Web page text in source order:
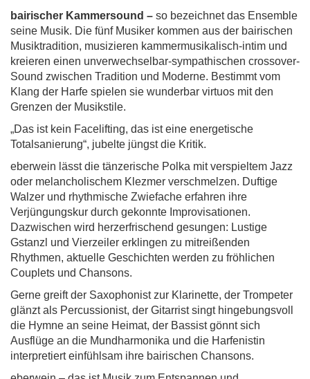
bairischer Kammersound – so bezeichnet das Ensemble
seine Musik. Die fünf Musiker kommen aus der bairischen
Musiktradition, musizieren kammermusikalisch-intim und
kreieren einen unverwechselbar-sympathischen crossover-
Sound zwischen Tradition und Moderne. Bestimmt vom
Klang der Harfe spielen sie wunderbar virtuos mit den
Grenzen der Musikstile.
„Das ist kein Facelifting, das ist eine energetische
Totalsanierung“, jubelte jüngst die Kritik.
eberwein lässt die tänzerische Polka mit verspieltem Jazz
oder melancholischem Klezmer verschmelzen. Duftige
Walzer und rhythmische Zwiefache erfahren ihre
Verjüngungskur durch gekonnte Improvisationen.
Dazwischen wird herzerfrischend gesungen: Lustige
Gstanzl und Vierzeiler erklingen zu mitreißenden
Rhythmen, aktuelle Geschichten werden zu fröhlichen
Couplets und Chansons.
Gerne greift der Saxophonist zur Klarinette, der Trompeter
glänzt als Percussionist, der Gitarrist singt hingebungsvoll
die Hymne an seine Heimat, der Bassist gönnt sich
Ausflüge an die Mundharmonika und die Harfenistin
interpretiert einfühlsam ihre bairischen Chansons.